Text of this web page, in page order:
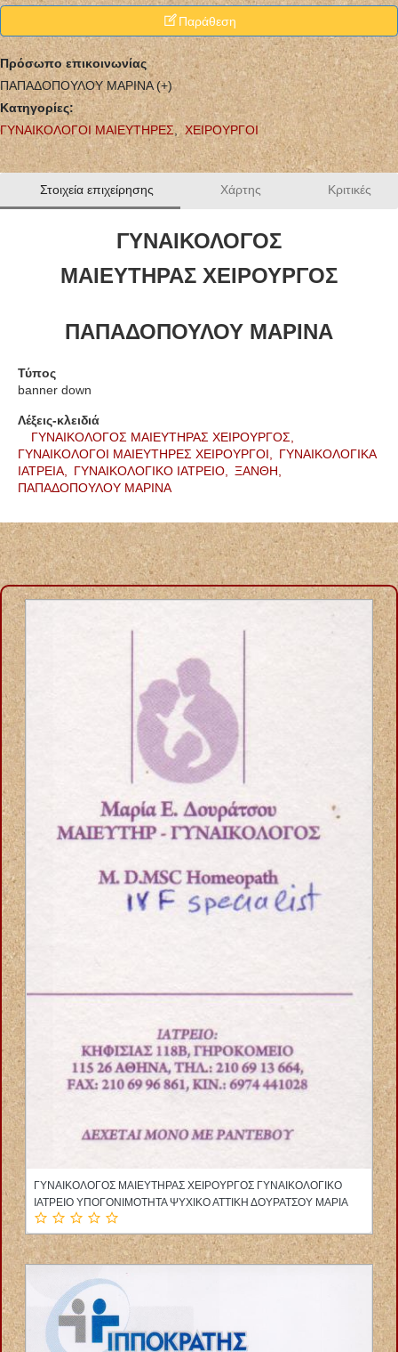
Παράθεση
Πρόσωπο επικοινωνίας
ΠΑΠΑΔΟΠΟΥΛΟΥ ΜΑΡΙΝΑ (+)
Κατηγορίες:
ΓΥΝΑΙΚΟΛΟΓΟΙ ΜΑΙΕΥΤΗΡΕΣ ,ΧΕΙΡΟΥΡΓΟΙ
Στοιχεία επιχείρησης Χάρτης Κριτικές
ΓΥΝΑΙΚΟΛΟΓΟΣ
ΜΑΙΕΥΤΗΡΑΣ ΧΕΙΡΟΥΡΓΟΣ
ΠΑΠΑΔΟΠΟΥΛΟΥ ΜΑΡΙΝΑ
Τύπος
banner down
Λέξεις-κλειδιά
ΓΥΝΑΙΚΟΛΟΓΟΣ ΜΑΙΕΥΤΗΡΑΣ ΧΕΙΡΟΥΡΓΟΣ,
ΓΥΝΑΙΚΟΛΟΓΟΙ ΜΑΙΕΥΤΗΡΕΣ ΧΕΙΡΟΥΡΓΟΙ,
ΓΥΝΑΙΚΟΛΟΓΙΚΑ
ΙΑΤΡΕΙΑ,
ΓΥΝΑΙΚΟΛΟΓΙΚΟ ΙΑΤΡΕΙΟ,
ΞΑΝΘΗ,
ΠΑΠΑΔΟΠΟΥΛΟΥ ΜΑΡΙΝΑ
ΑΝΑΠΗΡΙΚΑ ΟΡΘΟΠΕΔΙΚΑ ΕΙΔΗ ΙΩΑΝΝΙΝΑ ΚΑΡΒΟΥΝΗΣ